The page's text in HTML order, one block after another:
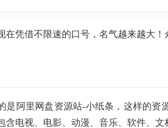
在凭借不限速的口号，名气越来越大
是阿里网盘资源站-小纸条，这样的资
含电视、电影、动漫、音乐、软件、